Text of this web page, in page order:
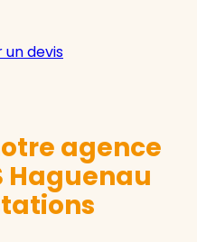
devis
agence
Haguenau